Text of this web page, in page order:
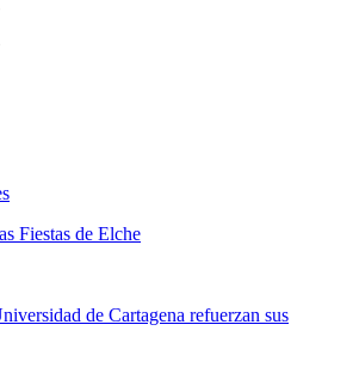
Fiestas de Elche
de Cartagena refuerzan sus